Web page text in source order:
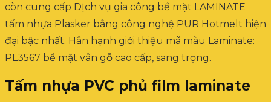
còn cung cấp DỊch vụ gia công bề mặt LAMINATE
tấm nhựa Plasker bằng công nghệ PUR Hotmelt hiện
đại bậc nhất. Hân hạnh giới thiệu mã màu Laminate:
PL3567 bề mặt vân gỗ cao cấp, sang trọng.
Tấm nhựa PVC phủ film laminate